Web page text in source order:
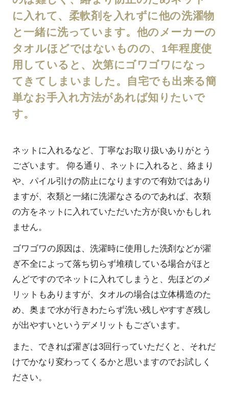
に入れて、柔軟剤を入れずに他の洗濯物
と一緒に洗っています。他のメーカーの
タオルほどではないものの、1年程度使
用していると、次第にゴワゴワになっ
てきてしまいました。自宅でも出来る簡
単なお手入れ方法があれば知りたいで
す。
ネットに入れるなど、丁寧なお取り扱いありがとう
ございます。 仰る通り、ネットに入れると、絡まり
や、パイル引けの防止になりますので有効ではあり
ますが、衣類と一緒に洗濯なさるのであれば、衣類
の方をネットに入れていただいた方が良いかもしれ
ません。
ゴワゴワの原因は、洗濯時に使用した洗剤などが濯
ぎ不全によって落ち切らず堆積している場合がほと
んどですのでネットに入れてしまうと、先ほどのメ
リットもありますが、タオルの場合は立体構造のた
め、奥まで水が行きわたらず洗い残しやすすぎ残し
が出やすいというデメリットもございます。
また、できれば濯ぎは3回行っていただくと、それだ
けでかなり変わってくるかと思いますのでお試しく
ださい。